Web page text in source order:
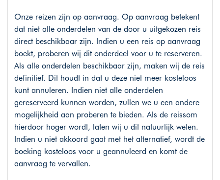
Onze reizen zijn op aanvraag. Op aanvraag betekent
dat niet alle onderdelen van de door u uitgekozen reis
direct beschikbaar zijn. Indien u een reis op aanvraag
boekt, proberen wij dit onderdeel voor u te reserveren.
Als alle onderdelen beschikbaar zijn, maken wij de reis
definitief. Dit houdt in dat u deze niet meer kosteloos
kunt annuleren. Indien niet alle onderdelen
gereserveerd kunnen worden, zullen we u een andere
mogelijkheid aan proberen te bieden. Als de reissom
hierdoor hoger wordt, laten wij u dit natuurlijk weten.
Indien u niet akkoord gaat met het alternatief, wordt de
boeking kosteloos voor u geannuleerd en komt de
aanvraag te vervallen.